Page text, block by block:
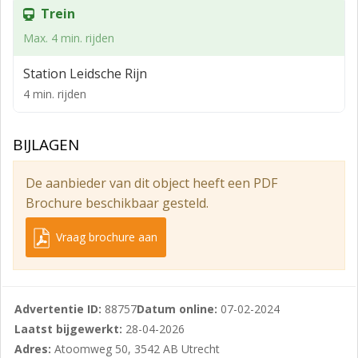
Tevens is er een fietsenstalling aanwezig.
Newday Offices biedt kant en klare werkplekken en
kantoorunits aan. Eventueel kunnen de kantoorunits
te creëren, informeer naar de mogelijkheden!
HUURPRIJZEN KANTOORUNITS
Managed office:
€ 250,- per werkplek per maand, te vermeerderen met
BTW.
€ 275,- per m² v.v.o. per jaar, te vermeerderen met
BTW.
Trein
Max. 4 min. rijden
Station Leidsche Rijn
4 min. rijden
BIJLAGEN
De aanbieder van dit object heeft een PDF
Brochure beschikbaar gesteld.
Vraag brochure aan
Advertentie ID: 88757Datum online: 07-02-2024
Laatst bijgewerkt: 28-04-2026
Adres: Atoomweg 50, 3542 AB Utrecht